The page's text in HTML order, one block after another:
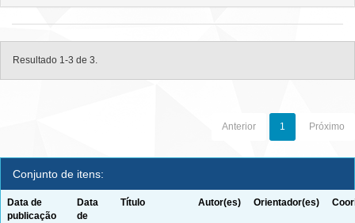
Resultado 1-3 de 3.
Anterior 1 Próximo
Conjunto de itens:
Data de
publicação
Data
de
Título Autor(es) Orientador(es)